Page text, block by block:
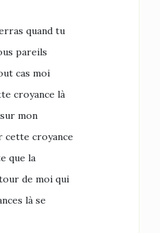
quand tu
pareils
cas moi
croyance là
mon
cette croyance
que la
de moi qui
là se